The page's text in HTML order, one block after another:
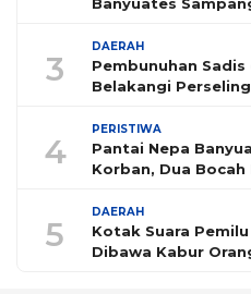
3
DAERAH
Pembunuhan
Belakangi
4
PERISTIWA
Pantai Nepa
Korban, Dua
5
DAERAH
Kotak Suara
Dibawa Kabur